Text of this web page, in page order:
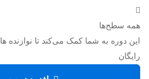
همه سطح‌ها
این دوره به شما کمک می‌کند تا نوازنده
رایگان